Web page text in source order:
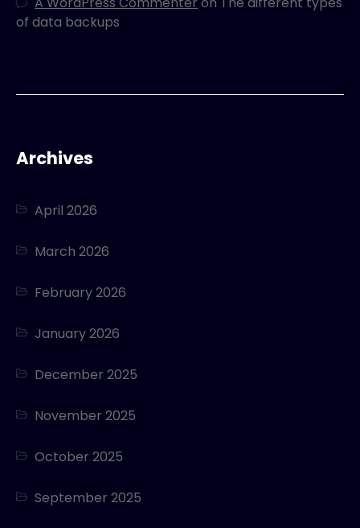
of data backups
Archives
April 2026
March 2026
February 2026
January 2026
December 2025
November 2025
October 2025
September 2025